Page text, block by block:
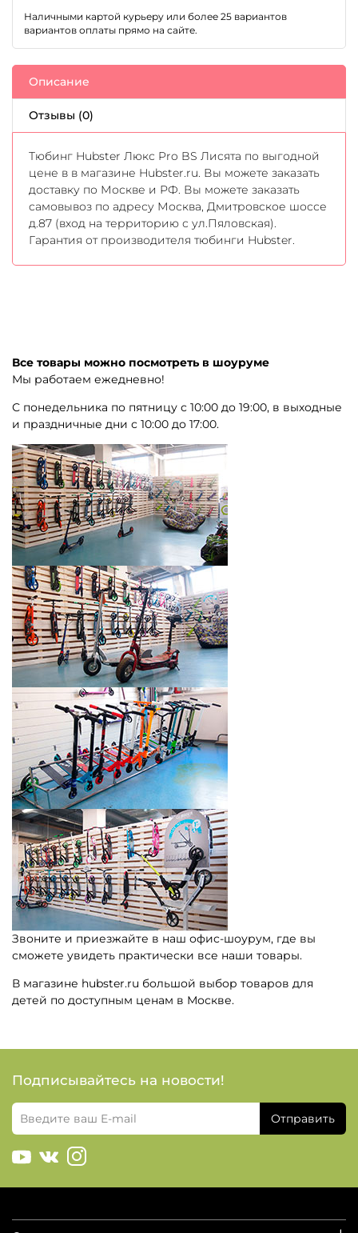
Наличными картой курьеру или более 25 вариантов
вариантов оплаты прямо на сайте.
Описание
Отзывы (0)
Тюбинг Hubster Люкс Pro BS Лисята по выгодной
цене в в магазине Hubster.ru. Вы можете заказать
доставку по Москве и РФ. Вы можете заказать
самовывоз по адресу Москва, Дмитровское шоссе
д.87 (вход на территорию с ул.Пяловская).
Гарантия от производителя тюбинги Hubster.
Все товары можно посмотреть в шоуруме
Мы работаем ежедневно!
С понедельника по пятницу с 10:00 до 19:00, в выходные
и праздничные дни с 10:00 до 17:00.
Звоните и приезжайте в наш офис-шоурум, где вы
сможете увидеть практически все наши товары.
В магазине hubster.ru большой выбор товаров для
детей по доступным ценам в Москве.
Подписывайтесь на новости!
Отправить